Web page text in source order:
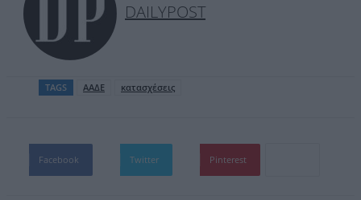
DAILYPOST
TAGS ΑΑΔΕ κατασχέσεις
Facebook Twitter Pinterest